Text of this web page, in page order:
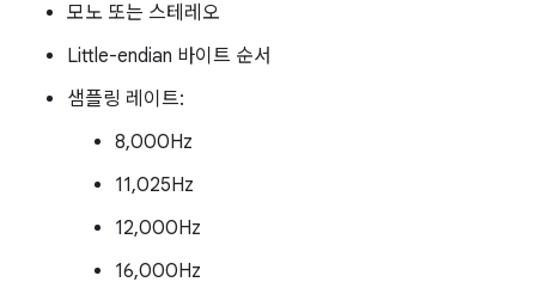
모노 또는 스테레오
Little-endian 바이트 순서
샘플링 레이트:
8,000Hz
11,025Hz
12,000Hz
16,000Hz